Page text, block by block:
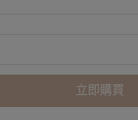
立即購買